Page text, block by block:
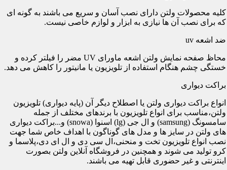
کلیه محصولات ولتن دارای نصب آسان و سریع می باشند به گونه ای
که برای نصب آن ها نیازی به ابزار و لوازم خاصی نیست.
ضد اشعه uv
محاظ صفحه نمایش ولتن اشعه ماورای UV مضر را فیلتر کرده و
خستگی چشم هنگام استفاده از تلویزیون یا مانیتور را کاهش می دهد.
براکت دیواری
انواع براکت دیواری ولتن یا اصطلاح دیگر آن (پایه دیواری) تلویزیون
ولتن،مناسب برای انواع تلویزیون با برندهای مختلف از جمله
سامسونگ (samsung) و ال جی (lg) اسنوا (snowa) و...براکت دیواری
های ولتن در سایز ها و مدل های گوناگون با اهداف خاص شما جهت
نصب انواع تلویزیون تخت و منحنی،ال سی دی و ال ای دی،پلاسما و
کرو تولید می شوند و همچنین در فروشگاه آنلاین ولتن بصورت
اینترنتی و غیر حضوری قابل تهیه می باشند.